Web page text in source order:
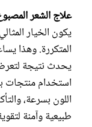
علاج الشعر
يكون الخيار
المتكررة. وهذا
يحدث نتيجة
استخدام منتجات
اللون بسرعة،
طبيعية وآمنة